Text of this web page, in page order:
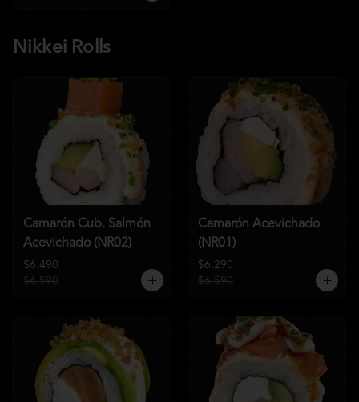
Nikkei Rolls
Camarón Cub. Salmón
Acevichado (NR02)
$6.490
$6.590
Camarón Acevichado
(NR01)
$6.290
$6.590